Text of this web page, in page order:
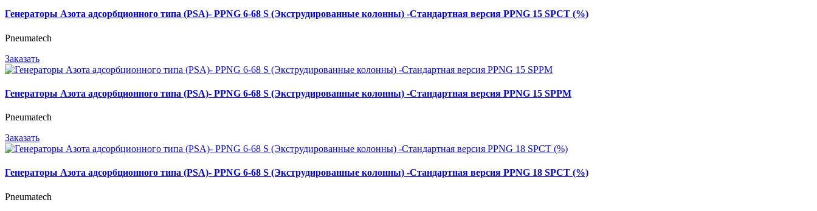
Генераторы Азота адсорбционного типа (PSA)- PPNG 6-68 S (Экструдированные колонны) -Стандартная версия PPNG 15 SPCT (%)
Pneumatech
Заказать
Генераторы Азота адсорбционного типа (PSA)- PPNG 6-68 S (Экструдированные колонны) -Стандартная версия PPNG 15 SPPM
Pneumatech
Заказать
Генераторы Азота адсорбционного типа (PSA)- PPNG 6-68 S (Экструдированные колонны) -Стандартная версия PPNG 18 SPCT (%)
Pneumatech